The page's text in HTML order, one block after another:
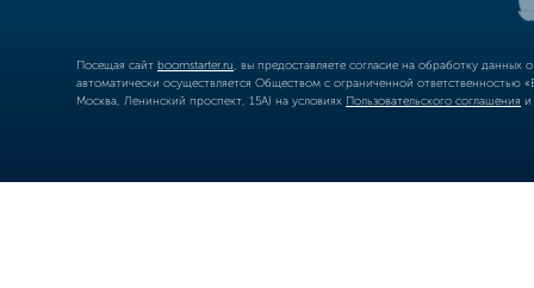
Посещая сайт boomstarter.ru , вы предоставляете согласие на обработку
автоматически осуществляется Обществом с ограниченной
Москва, Ленинский проспект, 15А) на условиях Пользовательского соглашения и